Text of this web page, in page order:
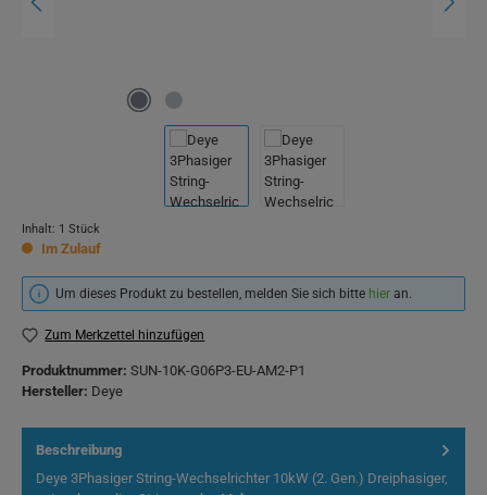
Inhalt: 1 Stück
Im Zulauf
Um dieses Produkt zu bestellen, melden Sie sich bitte hier an.
Zum Merkzettel hinzufügen
Produktnummer: SUN-10K-G06P3-EU-AM2-P1
Hersteller: Deye
Beschreibung
Deye 3Phasiger String-Wechselrichter 10kW (2. Gen.) Dreiphasiger,